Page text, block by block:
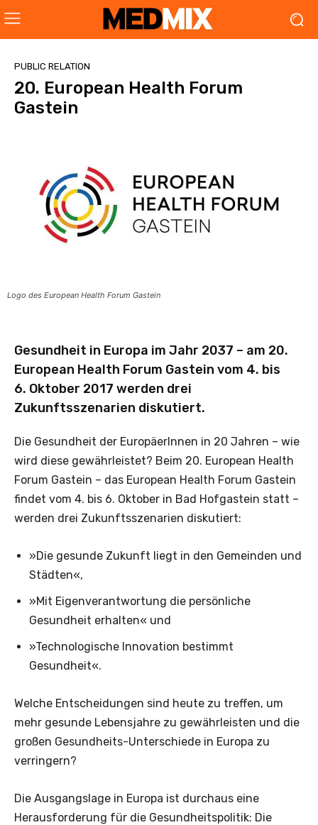
PUBLIC RELATION
20. European Health Forum
Gastein
Logo des European Health Forum Gastein
Gesundheit in Europa im Jahr 2037 – am 20.
European Health Forum Gastein vom 4. bis
6. Oktober 2017 werden drei
Zukunftsszenarien diskutiert.
Die Gesundheit der EuropäerInnen in 20 Jahren – wie
wird diese gewährleistet? Beim 20. European Health
Forum Gastein – das European Health Forum Gastein
findet vom 4. bis 6. Oktober in Bad Hofgastein statt –
werden drei Zukunftsszenarien diskutiert:
»Die gesunde Zukunft liegt in den Gemeinden und
Städten«,
»Mit Eigenverantwortung die persönliche
Gesundheit erhalten« und
»Technologische Innovation bestimmt
Gesundheit«.
Welche Entscheidungen sind heute zu treffen, um
mehr gesunde Lebensjahre zu gewährleisten und die
großen Gesundheits-Unterschiede in Europa zu
verringern?
Die Ausgangslage in Europa ist durchaus eine
Herausforderung für die Gesundheitspolitik: Die